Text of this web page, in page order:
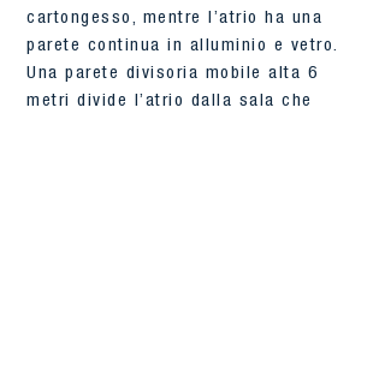
cartongesso, mentre l’atrio ha una
parete continua in alluminio e vetro.
Una parete divisoria mobile alta 6
metri divide l’atrio dalla sala che